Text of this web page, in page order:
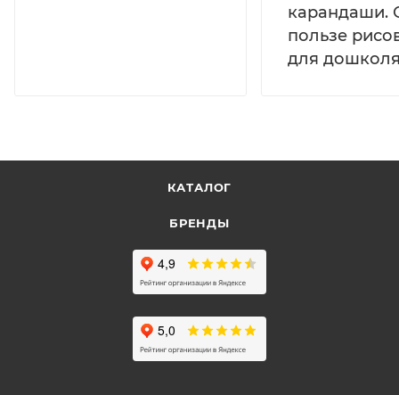
карандаши.
пользе
для
КАТАЛОГ
БРЕНДЫ